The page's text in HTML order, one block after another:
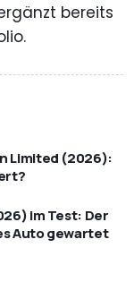
bereits
Limited (2026):
im Test: Der
Auto gewartet